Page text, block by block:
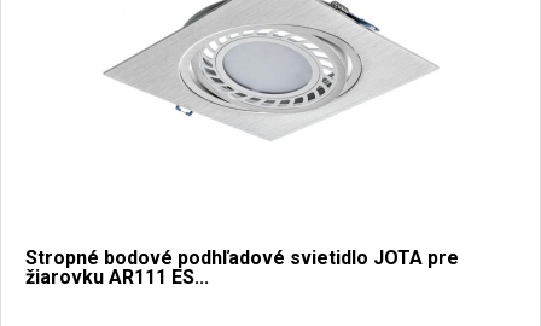
Stropné bodové podhľadové svietidlo JOTA pre
žiarovku AR111 ES...